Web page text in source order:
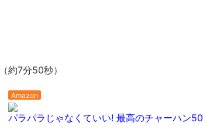
（約7分50秒）
Amazon
パラパラじゃなくていい! 最高のチャーハン50